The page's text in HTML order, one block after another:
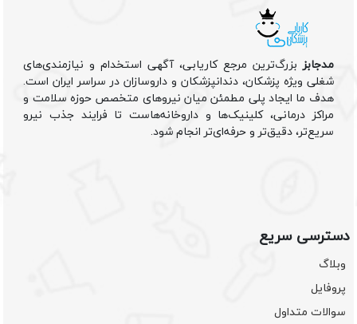
مدجابزبزرگ‌ترین مرجع کاریابی، آگهی استخدام و نیازمندی‌های
شغلی ویژه پزشکان، دندانپزشکان و داروسازان در سراسر ایران است.
هدف ما ایجاد پلی مطمئن میان نیروهای متخصص حوزه سلامت و
مراکز درمانی، کلینیک‌ها و داروخانه‌هاست تا فرایند جذب نیرو
سریع‌تر، دقیق‌تر و حرفه‌ای‌تر انجام شود.
دسترسی سریع
وبلاگ
پروفایل
سوالات متداول